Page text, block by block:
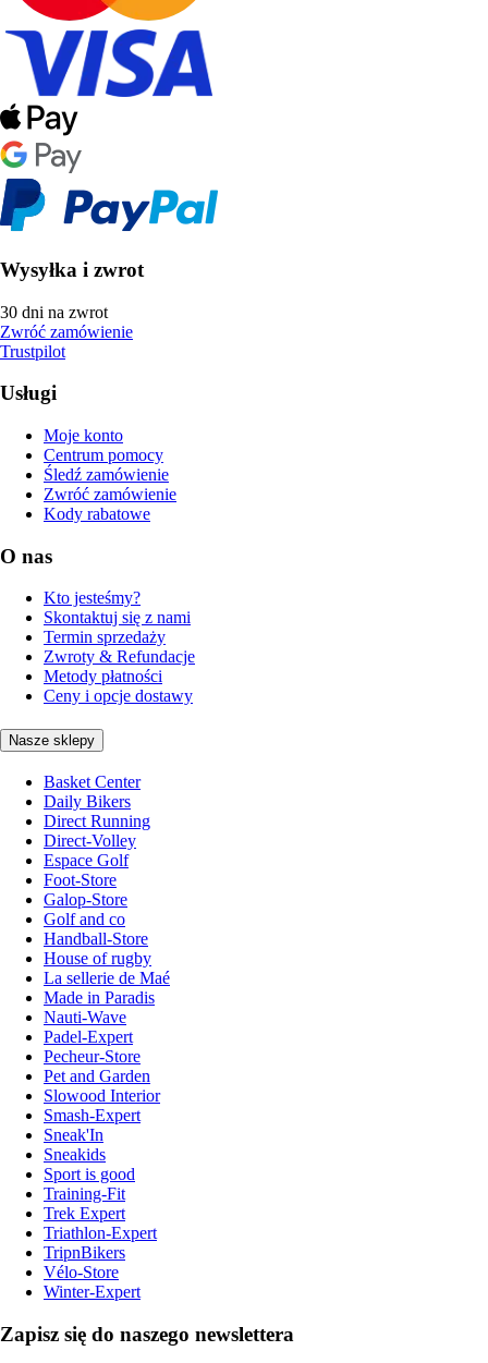
Wysyłka i zwrot
30 dni na zwrot
Zwróć zamówienie
Trustpilot
Usługi
Moje konto
Centrum pomocy
Śledź zamówienie
Zwróć zamówienie
Kody rabatowe
O nas
Kto jesteśmy?
Skontaktuj się z nami
Termin sprzedaży
Zwroty & Refundacje
Metody płatności
Ceny i opcje dostawy
Nasze sklepy
Basket Center
Daily Bikers
Direct Running
Direct-Volley
Espace Golf
Foot-Store
Galop-Store
Golf and co
Handball-Store
House of rugby
La sellerie de Maé
Made in Paradis
Nauti-Wave
Padel-Expert
Pecheur-Store
Pet and Garden
Slowood Interior
Smash-Expert
Sneak'In
Sneakids
Sport is good
Training-Fit
Trek Expert
Triathlon-Expert
TripnBikers
Vélo-Store
Winter-Expert
Zapisz się do naszego newslettera